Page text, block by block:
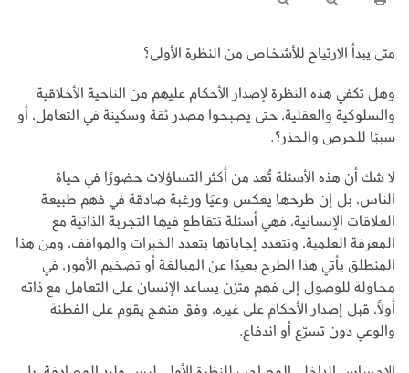
متى يبدأ الارتياح للأشخاص من النظرة الأولى؟
وهل تكفي هذه النظرة لإصدار الأحكام عليهم من الناحية الأخلاقية
والسلوكية والعقلية، حتى يصبحوا مصدر ثقة وسكينة في التعامل، أو
سببًا للحرص والحذر؟.
لا شك أن هذه الأسئلة تُعد من أكثر التساؤلات حضورًا في حياة
الناس، بل إن طرحها يعكس وعيًا ورغبة صادقة في فهم طبيعة
العلاقات الإنسانية، فهي أسئلة تتقاطع فيها التجربة الذاتية مع
المعرفة العلمية، وتتعدد إجاباتها بتعدد الخبرات والمواقف، ومن هذا
المنطلق يأتي هذا الطرح بعيدًا عن المبالغة أو تضخيم الأمور، في
محاولة للوصول إلى فهم متزن يساعد الإنسان على التعامل مع ذاته
أولًا، قبل إصدار الأحكام على غيره، وفق منهج يقوم على الفطنة
والوعي دون تسرّع أو اندفاع.